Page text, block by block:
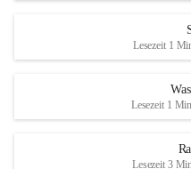
Rebe und der
Anhang VBl. EU Nr. 18
1 Seite•1,4 MB
VBl. EU Nr. 18_2026
Lesezeit 1
Lesezeit 1
Lesezeit 3